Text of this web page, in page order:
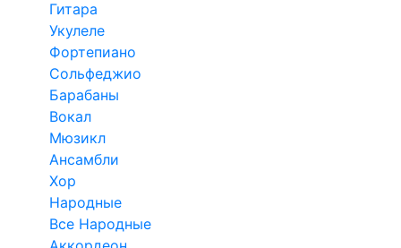
Гитара
Укулеле
Фортепиано
Сольфеджио
Барабаны
Вокал
Мюзикл
Ансамбли
Хор
Народные
Все Народные